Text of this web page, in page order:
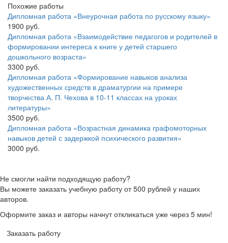
Похожие работы
Дипломная работа «Внеурочная работа по русскому языку»
1900 руб.
Дипломная работа «Взаимодействие педагогов и родителей в
формировании интереса к книге у детей старшего
дошкольного возраста»
3300 руб.
Дипломная работа «Формирование навыков анализа
художественных средств в драматургии на примере
творчества А. П. Чехова в 10-11 классах на уроках
литературы»
3500 руб.
Дипломная работа «Возрастная динамика графомоторных
навыков детей с задержкой психического развития»
3000 руб.
Не смогли найти подходящую работу?
Вы можете заказать учебную работу от 500 рублей у наших
авторов.
Оформите заказ и авторы начнут откликаться уже через 5 мин!
Заказать работу